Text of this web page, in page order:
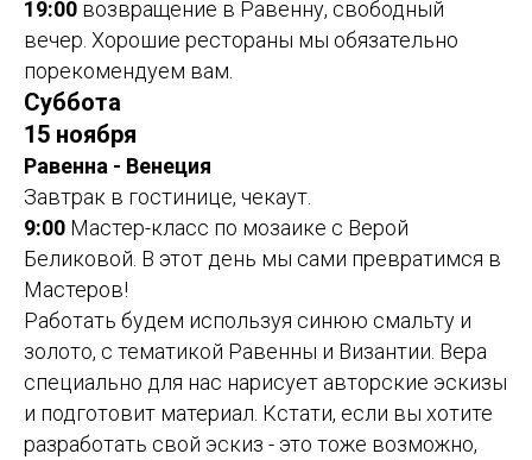
19:00 возвращение в Равенну, свободный
вечер. Хорошие рестораны мы обязательно
порекомендуем вам.
Суббота
15 ноября
Равенна - Венеция
Завтрак в гостинице, чекаут.
9:00 Мастер-класс по мозаике с Верой
Беликовой. В этот день мы сами превратимся в
Мастеров!
Работать будем используя синюю смальту и
золото, с тематикой Равенны и Византии. Вера
специально для нас нарисует авторские эскизы
и подготовит материал. Кстати, если вы хотите
разработать свой эскиз - это тоже возможно,